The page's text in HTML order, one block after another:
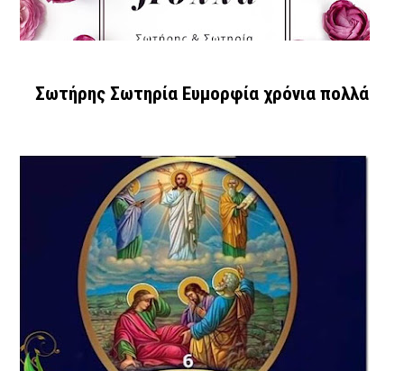
Σωτήρης Σωτηρία Ευμορφία χρόνια πολλά